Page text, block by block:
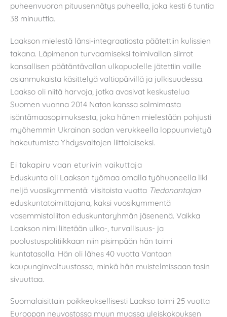
puheenvuoron pituusennätys puheella, joka kesti 6 tuntia
38 minuuttia.
Laakson mielestä länsi-integraatiosta päätettiin kulissien
takana. Läpimenon turvaamiseksi toimivallan siirrot
kansallisen päätäntävallan ulkopuolelle jätettiin vaille
asianmukaista käsittelyä valtiopäivillä ja julkisuudessa.
Laakso oli niitä harvoja, jotka avasivat keskustelua
Suomen vuonna 2014 Naton kanssa solmimasta
isäntämaasopimuksesta, joka hänen mielestään pohjusti
myöhemmin Ukrainan sodan verukkeella loppuunvietyä
hakeutumista Yhdysvaltojen liittolaiseksi.
Ei takapiru vaan eturivin vaikuttaja
Eduskunta oli Laakson työmaa omalla työhuoneella liki
neljä vuosikymmentä: viisitoista vuotta Tiedonantajan
eduskuntatoimittajana, kaksi vuosikymmentä
vasemmistoliiton eduskuntaryhmän jäsenenä. Vaikka
Laakson nimi liitetään ulko-, turvallisuus- ja
puolustuspolitiikkaan niin pisimpään hän toimi
kuntatasolla. Hän oli lähes 40 vuotta Vantaan
kaupunginvaltuustossa, minkä hän muistelmissaan tosin
sivuuttaa.
Suomalaisittain poikkeuksellisesti Laakso toimi 25 vuotta
Euroopan neuvostossa muun muassa yleiskokouksen